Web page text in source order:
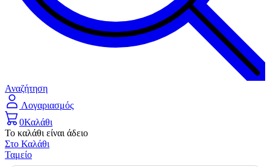
Αναζήτηση
Λογαριασμός
0Καλάθι
Το καλάθι είναι άδειο
Στο Καλάθι
Ταμείο